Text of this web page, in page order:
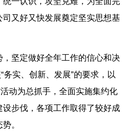
又好又快发展奠定坚实思想基
坚定做好全年工作的信心和决
务实、创新、发展”的要求，以
动为总抓手，全面实施集约化
步伐，各项工作取得了较好成
。